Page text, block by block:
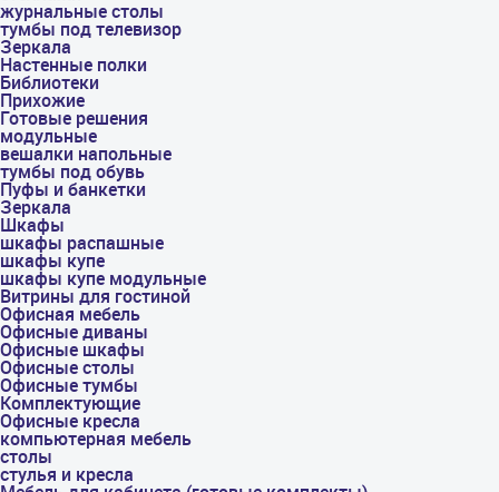
журнальные столы
тумбы под телевизор
Зеркала
Настенные полки
Библиотеки
Прихожие
Готовые решения
модульные
вешалки напольные
тумбы под обувь
Пуфы и банкетки
Зеркала
Шкафы
шкафы распашные
шкафы купе
шкафы купе модульные
Витрины для гостиной
Офисная мебель
Офисные диваны
Офисные шкафы
Офисные столы
Офисные тумбы
Комплектующие
Офисные кресла
компьютерная мебель
столы
стулья и кресла